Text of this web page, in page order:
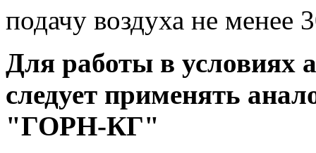
подачу воздуха не менее
Для работы в условиях
следует применять
"ГОРН-КГ"